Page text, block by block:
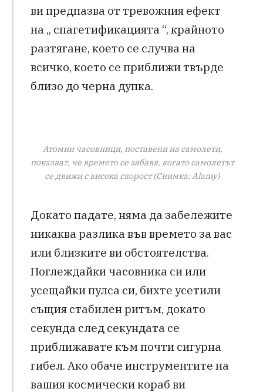
ви предпазва от тревожния ефект
на „ спагетификацията “, крайното
разтягане, което се случва на
всичко, което се приближи твърде
близо до черна дупка.
Атомни часовници, поставени на самолети,
показват, че времето се забавя, когато самолетът
се движи с висока скорост (Снимка: Alamy)
Докато падате, няма да забележите
никаква разлика във времето за вас
или близките ви обстоятелства.
Поглеждайки часовника си или
усещайки пулса си, бихте усетили
същия стабилен ритъм, докато
секунда след секундата се
приближавате към почти сигурна
гибел. Ако обаче инструментите на
вашия космически кораб ви